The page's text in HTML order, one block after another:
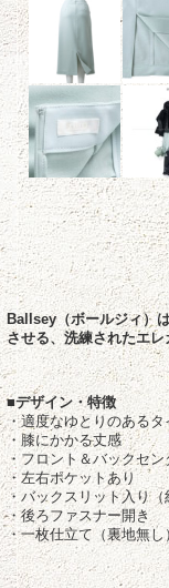
Ballsey（ボールジィ）
させる、洗練されたエ
■デザイン・特徴
・適度なゆとりのあるタ
・膝にかかる丈感
・フロント＆バックセ
・左右ポケットあり
・バックスリット入り（
・後ろファスナー開き
・一枚仕立て（裏地無し